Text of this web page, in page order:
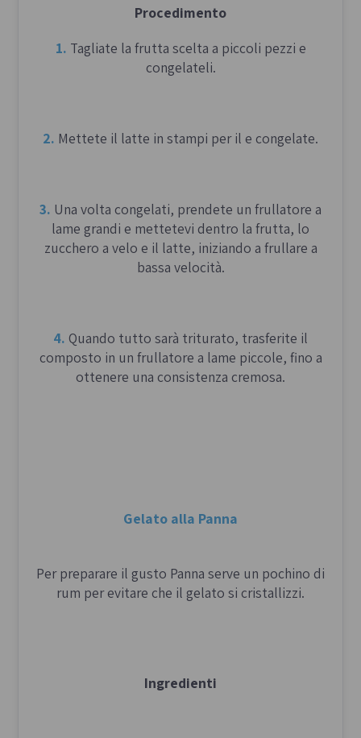
durante il pranzo pasquale, simbolo di unione e
Procedimento
1. Tagliate la frutta scelta a piccoli pezzi e
congelateli.
2. Mettete il latte in stampi per il e congelate.
3. Una volta congelati, prendete un frullatore a
lame grandi e mettetevi dentro la frutta, lo
zucchero a velo e il latte, iniziando a frullare a
bassa velocità.
4. Quando tutto sarà triturato, trasferite il
composto in un frullatore a lame piccole, fino a
ottenere una consistenza cremosa.
Gelato alla Panna
Per preparare il gusto Panna serve un pochino di
rum per evitare che il gelato si cristallizzi.
Ingredienti